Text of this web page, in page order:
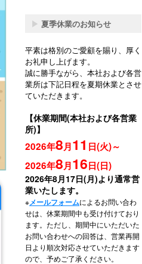
▶ 夏季休業のお知らせ
平素は格別のご愛顧を賜り、厚く
お礼申し上げます。
誠に勝手ながら、本社および各営
業所は下記日程を夏期休業とさせ
ていただきます。
【休業期間(本社および各営業
所)】
2026年8月11 日(火)～
2026年8月16日(日)
2026年8月17日(月)より通常営
業いたします。
※メールフォームによるお問い合わ
せは、休業期間中も受け付けており
ます。ただし、期間中にいただいた
お問い合わせへの回答は、営業再開
日より順次対応させていただきます
ので、予めご了承ください。